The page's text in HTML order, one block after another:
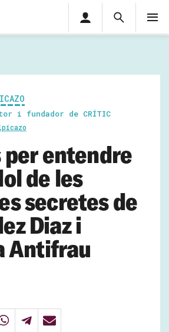
Cerca
privada
i fundador de CRÍTIC
per entendre
de les
secretes de
Diaz i
Antifrau